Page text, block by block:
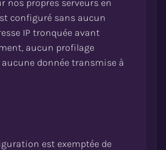
nos propres serveurs en
configuré sans aucun
IP tronquée avant
aucun profilage
donnée transmise à
est exemptée de